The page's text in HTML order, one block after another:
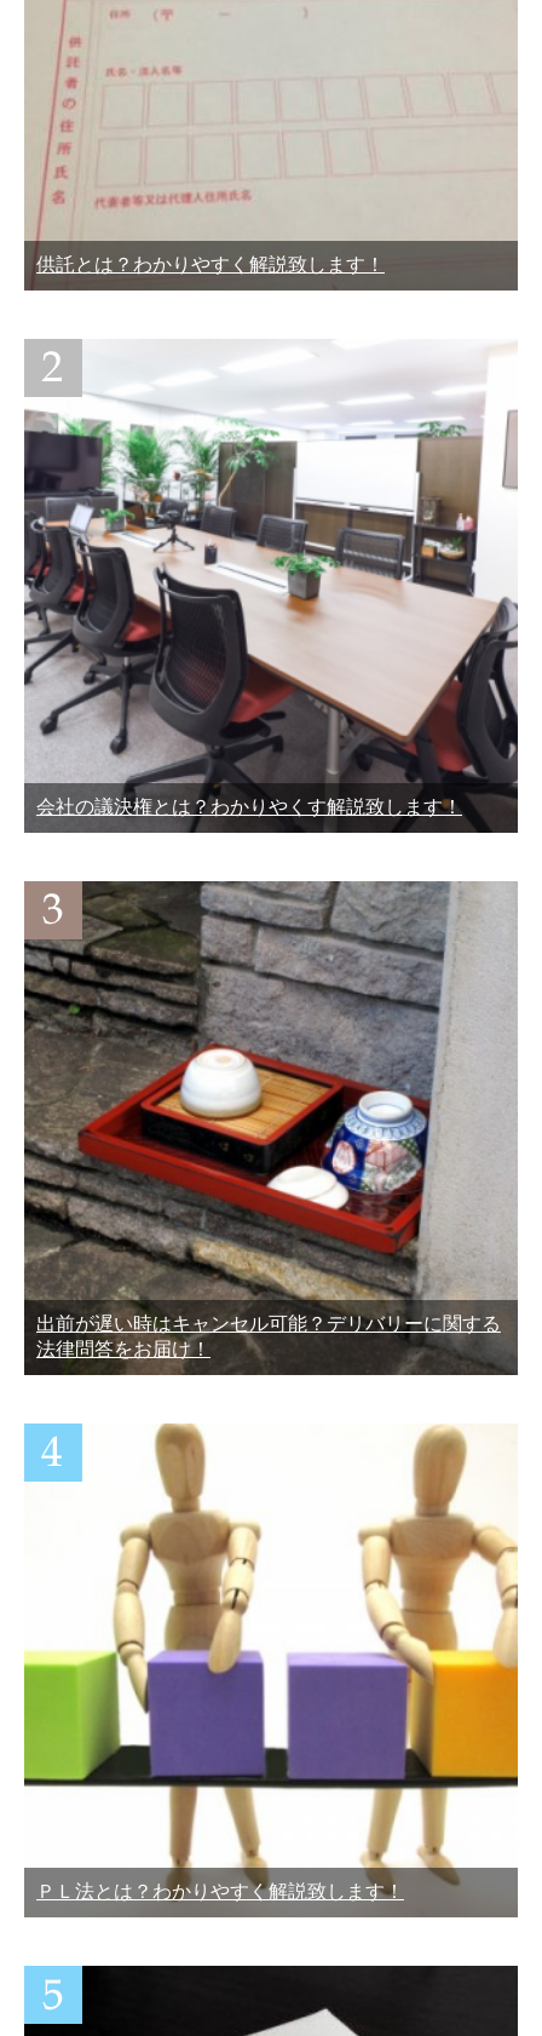
供託とは？わかりやすく解説致します！
会社の議決権とは？わかりやくす解説致します！
出前が遅い時はキャンセル可能？デリバリーに関する
法律問答をお届け！
ＰＬ法とは？わかりやすく解説致します！